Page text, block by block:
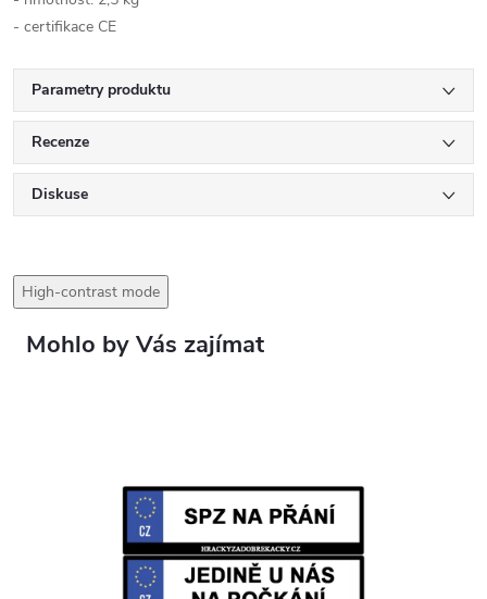
- certifikace CE
Parametry produktu
Recenze
Diskuse
High-contrast mode